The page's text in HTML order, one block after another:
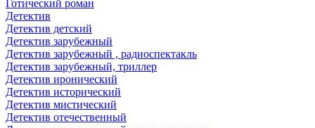
Готический роман
Детектив
Детектив детский
Детектив зарубежный
Детектив зарубежный , радиоспектакль
Детектив зарубежный, триллер
Детектив иронический
Детектив исторический
Детектив мистический
Детектив отечественный